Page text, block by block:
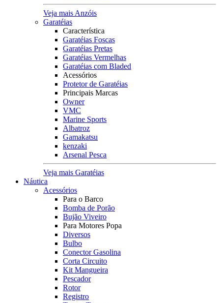
Veja mais Anzóis
Garatéias
Característica
Garatéias Foscas
Garatéias Pretas
Garatéias Vermelhas
Garatéias com Bladed
Acessórios
Protetor de Garatéias
Principais Marcas
Owner
VMC
Marine Sports
Albatroz
Gamakatsu
kenzaki
Arsenal Pesca
Veja mais Garatéias
Náutica
Acessórios
Para o Barco
Bomba de Porão
Bujão Viveiro
Para Motores Popa
Diversos
Bulbo
Conector Gasolina
Corta Circuito
Kit Mangueira
Pescador
Rotor
Registro